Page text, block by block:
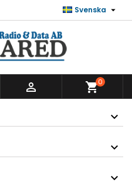
Svenska 
 shopping_cart0